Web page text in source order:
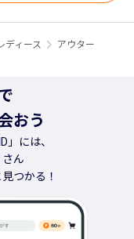
ディース
アウター
おう
」には、
ん
つかる！